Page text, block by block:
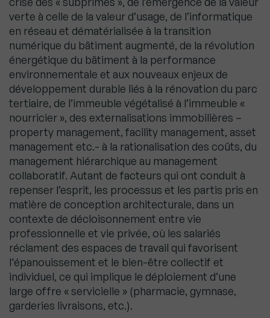
verte à celle de la valeur d’usage, de l’informatique
en réseau et dématérialisée à la transition
numérique du bâtiment augmenté, de la révolution
énergétique du bâtiment à la performance
environnementale et aux nouveaux enjeux de
développement durable liés à la rénovation du parc
tertiaire, de l’immeuble végétalisé à l’immeuble «
nourricier », des externalisations immobilières –
property management, facility management, asset
management etc.- à la rationalisation des coûts, du
management hiérarchique au management
collaboratif. Autant de facteurs qui ont conduit à
repenser l’esprit, les processus et les partis pris en
matière de conception architecturale, dans un
contexte de décloisonnement entre vie
professionnelle et vie privée, où les salariés
réclament des espaces de travail qui favorisent
l‘épanouissement et le bien-être collectif et
individuel, ce qui implique le déploiement d’une
large offre « servicielle » (pharmacie, gymnase,
garderies livraisons, etc.).